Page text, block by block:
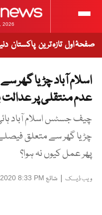
2026
صفحۂ اول تازہ ترین پاکستان
اسلام آباد چڑیا گھر
عدم منتقلی پر عدالت
چیف جسٹس اسلام آباد
چڑیا گھر سے متعلق
پھر عمل کیوں نہ ہوا؟
ویب ڈیسک | شائع 8:33 PM